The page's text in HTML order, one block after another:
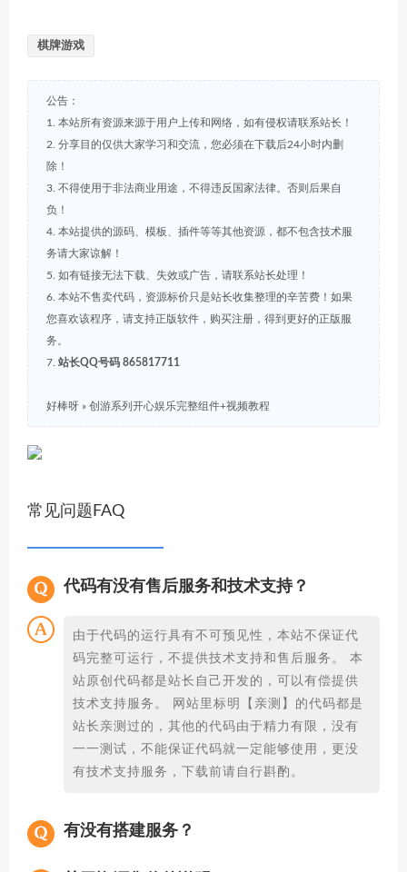
棋牌游戏
公告：
1. 本站所有资源来源于用户上传和网络，如有侵权请联系站长！
2. 分享目的仅供大家学习和交流，您必须在下载后24小时内删
除！
3. 不得使用于非法商业用途，不得违反国家法律。否则后果自
负！
4. 本站提供的源码、模板、插件等等其他资源，都不包含技术服
务请大家谅解！
5. 如有链接无法下载、失效或广告，请联系站长处理！
6. 本站不售卖代码，资源标价只是站长收集整理的辛苦费！如果
您喜欢该程序，请支持正版软件，购买注册，得到更好的正版服
务。
7. 站长QQ号码 865817711
好棒呀 » 创游系列开心娱乐完整组件+视频教程
常见问题FAQ
代码有没有售后服务和技术支持？
由于代码的运行具有不可预见性，本站不保证代
码完整可运行，不提供技术支持和售后服务。 本
站原创代码都是站长自己开发的，可以有偿提供
技术支持服务。 网站里标明【亲测】的代码都是
站长亲测过的，其他的代码由于精力有限，没有
一一测试，不能保证代码就一定能够使用，更没
有技术支持服务，下载前请自行斟酌。
有没有搭建服务？